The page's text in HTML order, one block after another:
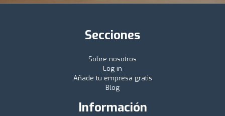
Secciones
Sobre nosotros
Log in
Añade tu empresa gratis
Blog
Información